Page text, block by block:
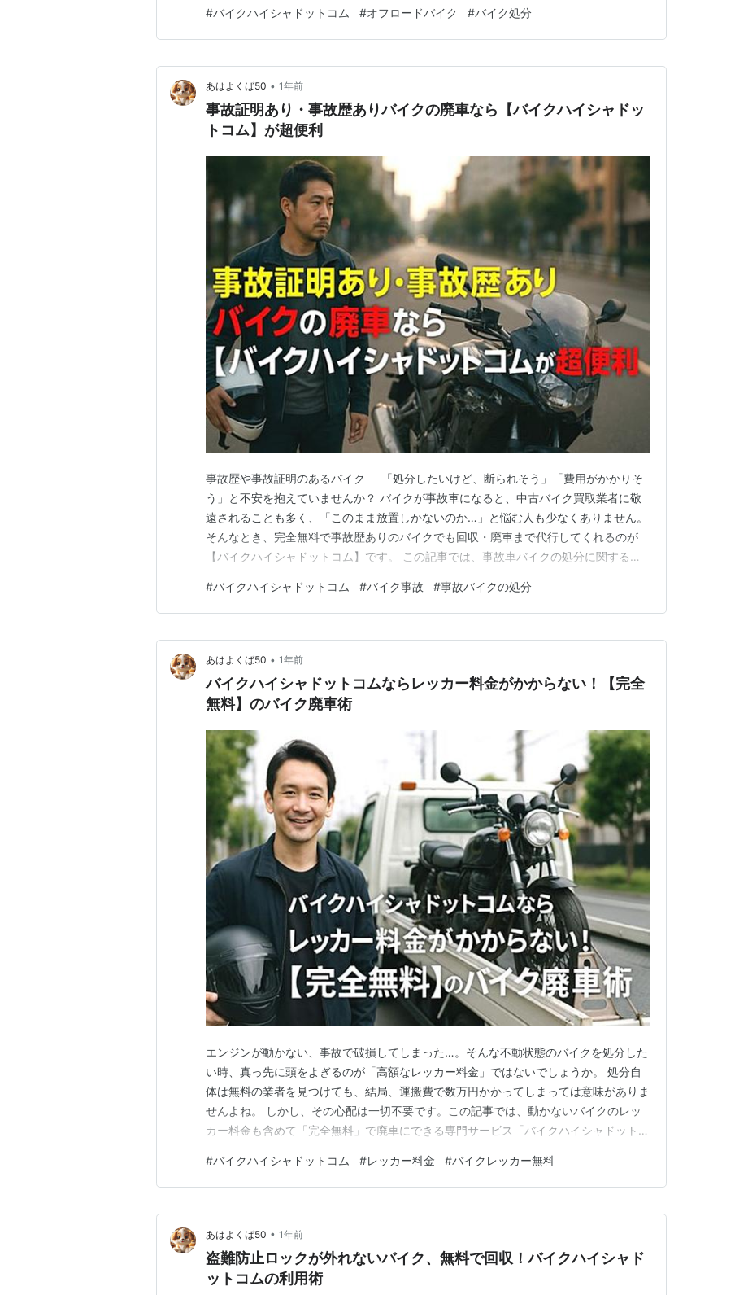
フロードバイクを手間なく処分できる画期的なサービス 「バイクハイシャドットコ
ム」について徹底的に解説していきます。売却や譲渡といった他の…
#バイクハイシャドットコム #オフロードバイク #バイク処分
あはよくば50 • 1年前
事故証明あり・事故歴ありバイクの廃車なら【バイクハイシャドッ
トコム】が超便利
事故歴や事故証明のあるバイク──「処分したいけど、断られそう」「費用がかかりそ
う」と不安を抱えていませんか？ バイクが事故車になると、中古バイク買取業者に敬
遠されることも多く、「このまま放置しかないのか…」と悩む人も少なくありません。
そんなとき、完全無料で事故歴ありのバイクでも回収・廃車まで代行してくれるのが
【バイクハイシャドットコム】です。 この記事では、事故車バイクの処分に関する不
す。 事故証明がある、事故歴がある、動かない──そんなバイクでも問題ありません。
このページを読めば「もう悩まなくていい」と安心でき…
#バイクハイシャドットコム #バイク事故 #事故バイクの処分
あはよくば50 • 1年前
バイクハイシャドットコムならレッカー料金がかからない！【完全
無料】のバイク廃車術
エンジンが動かない、事故で破損してしまった…。そんな不動状態のバイクを処分した
い時、真っ先に頭をよぎるのが「高額なレッカー料金」ではないでしょうか。 処分自
体は無料の業者を見つけても、結局、運搬費で数万円かかってしまっては意味がありま
せんよね。 しかし、その心配は一切不要です。この記事では、動かないバイクのレッ
カー料金も含めて「完全無料」で廃車にできる専門サービス「バイクハイシャドットコ
かないバイクのレッカー料金が無料になる理由がわかる ✅ 他のレッカーサービスやデ
ィーラーとの費用の違いを比較できる ✅ レッカー…
#バイクハイシャドットコム #レッカー料金 #バイクレッカー無料
あはよくば50 • 1年前
盗難防止ロックが外れないバイク、無料で回収！バイクハイシャド
ットコムの利用術